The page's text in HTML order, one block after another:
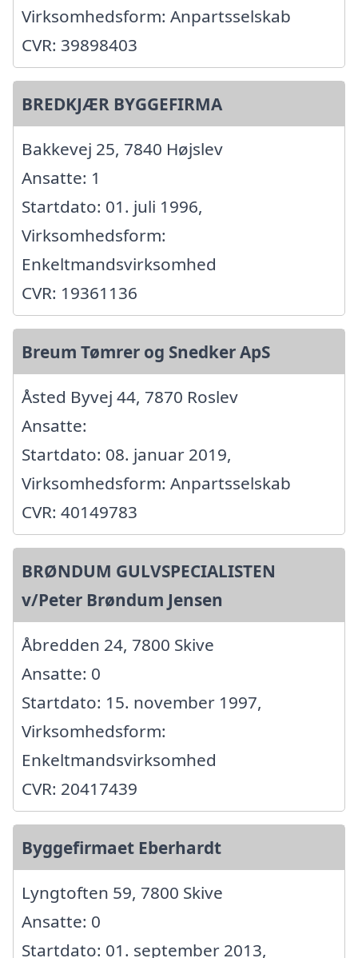
Virksomhedsform: Anpartsselskab
CVR: 39898403
BREDKJÆR BYGGEFIRMA
Bakkevej 25, 7840 Højslev
Ansatte: 1
Startdato: 01. juli 1996,
Virksomhedsform:
Enkeltmandsvirksomhed
CVR: 19361136
Breum Tømrer og Snedker ApS
Åsted Byvej 44, 7870 Roslev
Ansatte:
Startdato: 08. januar 2019,
Virksomhedsform: Anpartsselskab
CVR: 40149783
BRØNDUM GULVSPECIALISTEN
v/Peter Brøndum Jensen
Åbredden 24, 7800 Skive
Ansatte: 0
Startdato: 15. november 1997,
Virksomhedsform:
Enkeltmandsvirksomhed
CVR: 20417439
Byggefirmaet Eberhardt
Lyngtoften 59, 7800 Skive
Ansatte: 0
Startdato: 01. september 2013,